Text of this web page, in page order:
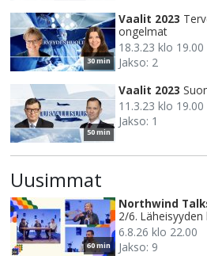
30 min
Vaalit 2023
ongelmat
18.3.23 klo 19.00
Jakso: 2
50 min
Vaalit 2023
11.3.23 klo 19.00
Jakso: 1
Uusimmat
60 min
Northwind
2/6. Läheisyyden
6.8.26 klo 22.00
Jakso: 9